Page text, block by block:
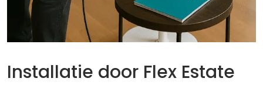
Installatie door Flex Estate